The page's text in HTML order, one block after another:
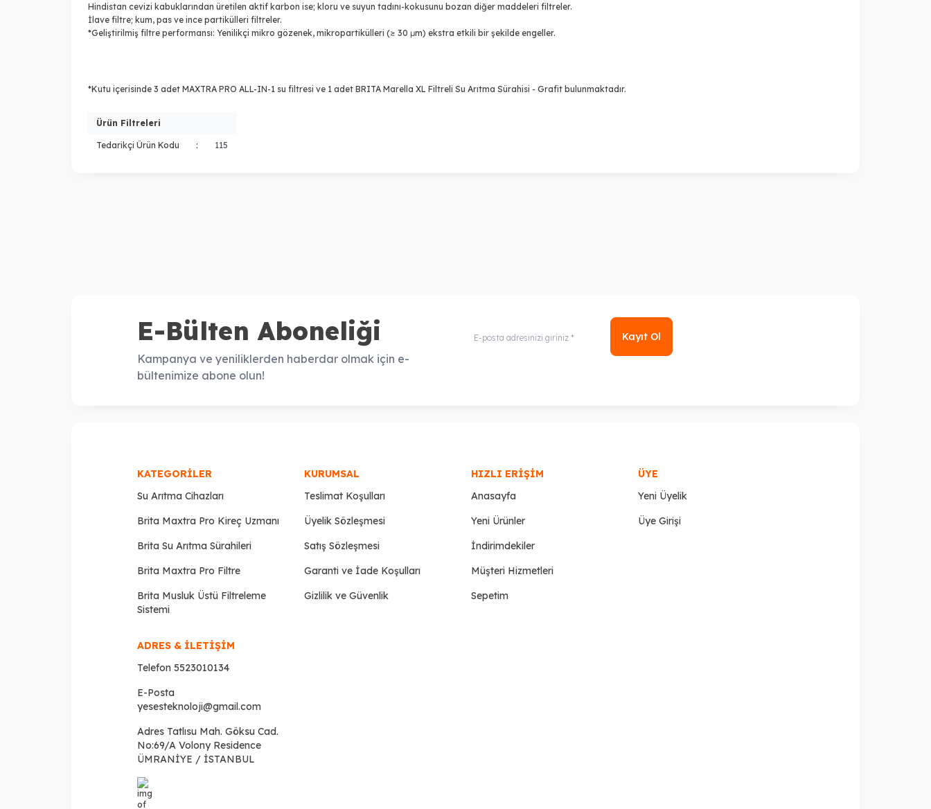
Hindistan cevizi kabuklarından üretilen aktif karbon ise; kloru ve suyun tadını-kokusunu bozan diğer maddeleri filtreler.
İlave filtre; kum, pas ve ince partikülleri filtreler.
*Geliştirilmiş filtre performansı: Yenilikçi mikro gözenek, mikropartikülleri (≥ 30 μm) ekstra etkili bir şekilde engeller.
*Kutu içerisinde 3 adet MAXTRA PRO ALL-IN-1 su filtresi ve 1 adet BRITA Marella XL Filtreli Su Arıtma Sürahisi - Grafit bulunmaktadır.
Ürün Filtreleri
Tedarikçi Ürün Kodu : 115
E-Bülten Aboneliği
Kampanya ve yeniliklerden haberdar olmak için e-
bültenimize abone olun!
Kayıt Ol
KATEGORILER
Su Arıtma Cihazları
Brita Maxtra Pro Kireç Uzmanı
Brita Su Arıtma Sürahileri
Brita Maxtra Pro Filtre
Brita Musluk Üstü Filtreleme
Sistemi
KURUMSAL
Teslimat Koşulları
Üyelik Sözleşmesi
Satış Sözleşmesi
Garanti ve İade Koşulları
Gizlilik ve Güvenlik
HIZLI ERIŞIM
Anasayfa
Yeni Ürünler
İndirimdekiler
Müşteri Hizmetleri
Sepetim
ÜYE
Yeni Üyelik
Üye Girişi
ADRES & İLETİŞİM
Telefon 5523010134
E-Posta
yesesteknoloji@gmail.com
Adres Tatlısu Mah. Göksu Cad.
No:69/A Volony Residence
ÜMRANİYE / İSTANBUL